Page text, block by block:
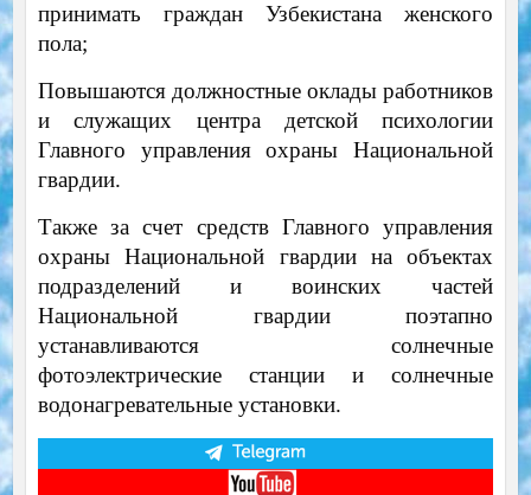
принимать граждан Узбекистана женского
пола;
Повышаются должностные оклады работников
и служащих центра детской психологии
Главного управления охраны Национальной
гвардии.
Также за счет средств Главного управления
охраны Национальной гвардии на объектах
подразделений и воинских частей
Национальной гвардии поэтапно
устанавливаются солнечные
фотоэлектрические станции и солнечные
водонагревательные установки.